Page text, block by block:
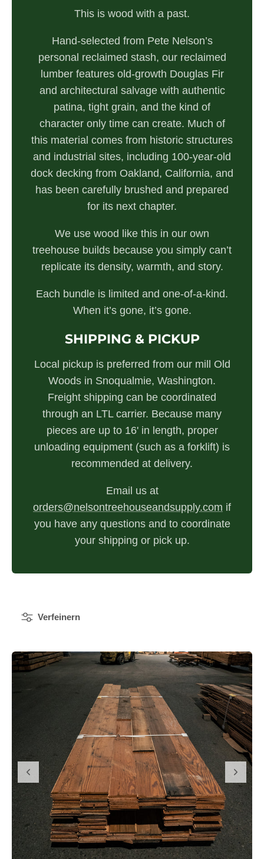
This is wood with a past.
Hand-selected from Pete Nelson’s
personal reclaimed stash, our reclaimed
lumber features old-growth Douglas Fir
and architectural salvage with authentic
patina, tight grain, and the kind of
character only time can create. Much of
this material comes from historic structures
and industrial sites, including 100-year-old
dock decking from Oakland, California, and
has been carefully brushed and prepared
for its next chapter.
We use wood like this in our own
treehouse builds because you simply can’t
replicate its density, warmth, and story.
Each bundle is limited and one-of-a-kind.
When it’s gone, it’s gone.
SHIPPING & PICKUP
Local pickup is preferred from our mill Old
Woods in Snoqualmie, Washington.
Freight shipping can be coordinated
through an LTL carrier. Because many
pieces are up to 16' in length, proper
unloading equipment (such as a forklift) is
recommended at delivery.
Email us at
orders@nelsontreehouseandsupply.com if
you have any questions and to coordinate
your shipping or pick up.
Verfeinern